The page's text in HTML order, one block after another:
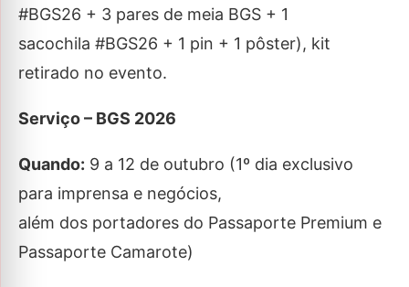
#BGS26 + 3 pares de meia BGS + 1
sacochila #BGS26 + 1 pin + 1 pôster), kit
retirado no evento.
Serviço – BGS 2026
Quando: 9 a 12 de outubro (1º dia exclusivo
para imprensa e negócios,
além dos portadores do Passaporte Premium e
Passaporte Camarote)